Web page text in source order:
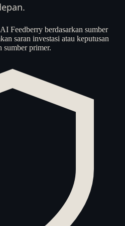
Feedberry berdasarkan sumber
saran investasi atau keputusan
sumber primer.